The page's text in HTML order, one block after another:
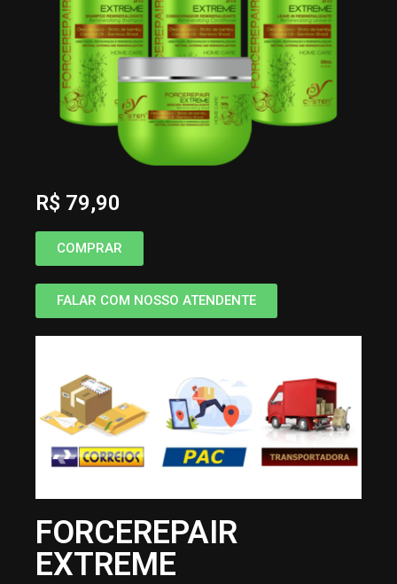
R$ 79,90
COMPRAR
FALAR COM NOSSO ATENDENTE
FORCEREPAIR
EXTREME